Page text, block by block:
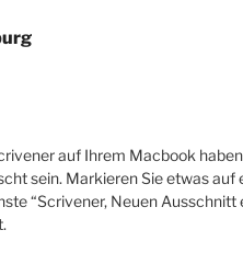
auf Ihrem Macbook
sein. Markieren Sie etwas auf
“Scrivener, Neuen Ausschnitt